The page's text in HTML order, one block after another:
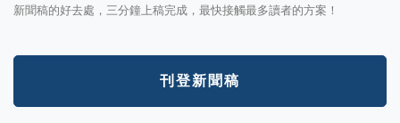
新聞稿的好去處，三分鐘上稿完成，最快接觸最多讀者的方案！
刊登新聞稿